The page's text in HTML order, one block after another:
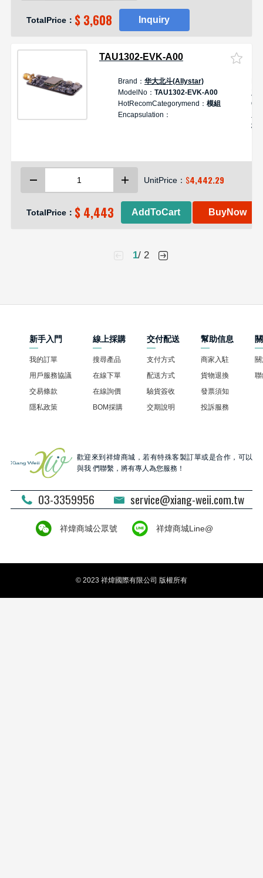
TotalPrice： $ 3,608 Inquiry
TAU1302-EVK-A00
Brand： 华大北斗(Allystar)
ModelNo： TAU1302-EVK-A00
HotRecomCategorymend： 模組
Encapsulation：
板
UnitPrice： $4,442.29
TotalPrice： $ 4,443 AddToCart BuyNow
1/ 2
新手入門
我的訂單
用戶服務協議
交易條款
隱私政策
線上採購
搜尋產品
在線下單
在線詢價
BOM採購
交付配送
支付方式
配送方式
驗貨簽收
交期說明
幫助信息
商家入駐
貨物退換
發票須知
投訴服務
歡迎來到祥煒商城，若有特殊客製訂單或是合作，可以
與我 們聯繫，將有專人為您服務！
03-3359956 service@xiang-weii.com.tw
祥煒商城公眾號 祥煒商城Line@
© 2023 祥煒國際有限公司 版權所有